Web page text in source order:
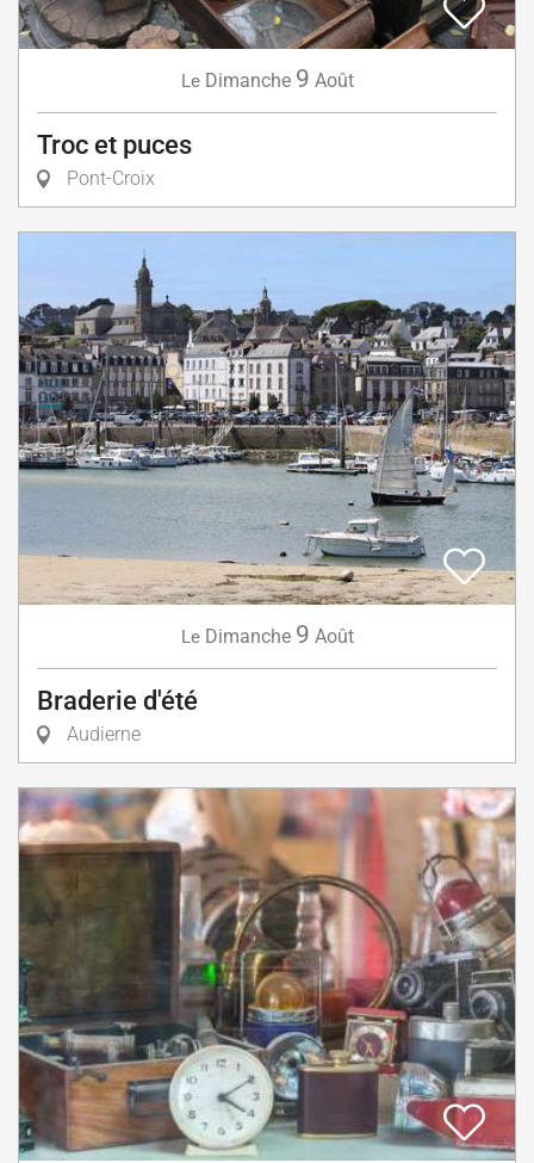
Le Dimanche 9 Août
Troc et puces
Pont-Croix
Le Dimanche 9 Août
Braderie d'été
Audierne